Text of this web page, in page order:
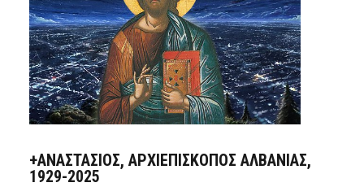
+ΑΝΑΣΤΆΣΙΟΣ, ΑΡΧΙΕΠΊΣΚΟΠΟΣ ΑΛΒΑΝΊΑΣ,
1929-2025